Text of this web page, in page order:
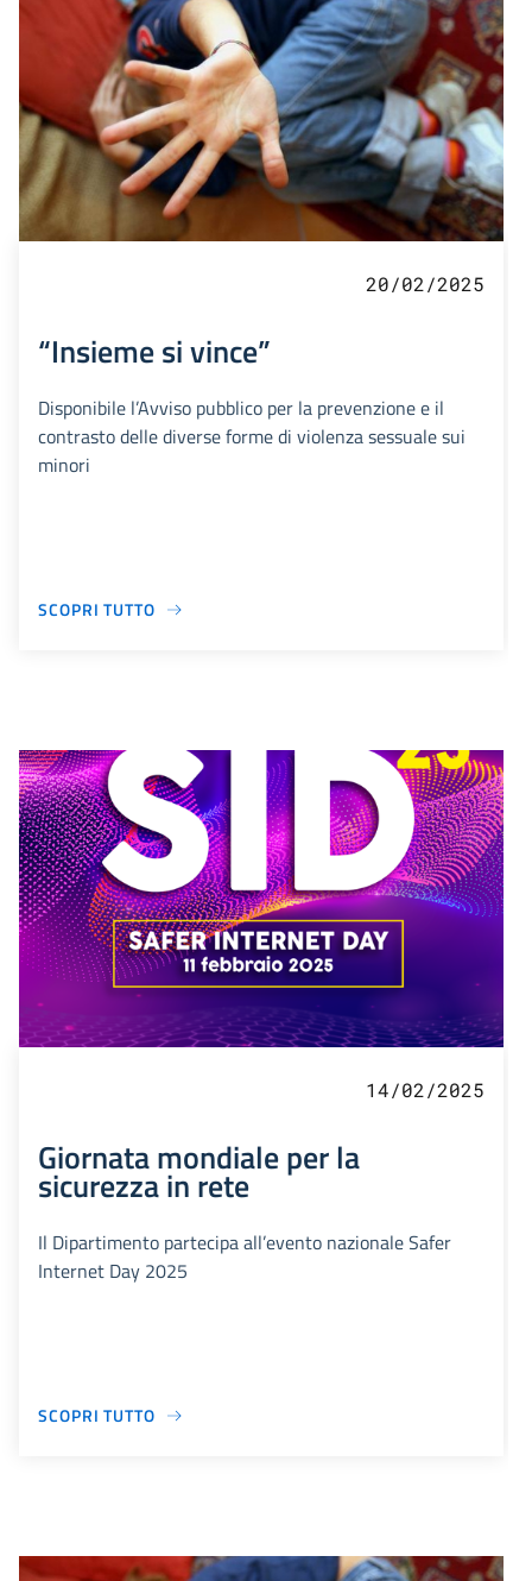
20/02/2025
“Insieme si vince”
Disponibile l’Avviso pubblico per la prevenzione e il
contrasto delle diverse forme di violenza sessuale sui
minori
SCOPRI TUTTO
14/02/2025
Giornata mondiale per la
sicurezza in rete
Il Dipartimento partecipa all’evento nazionale Safer
Internet Day 2025
SCOPRI TUTTO